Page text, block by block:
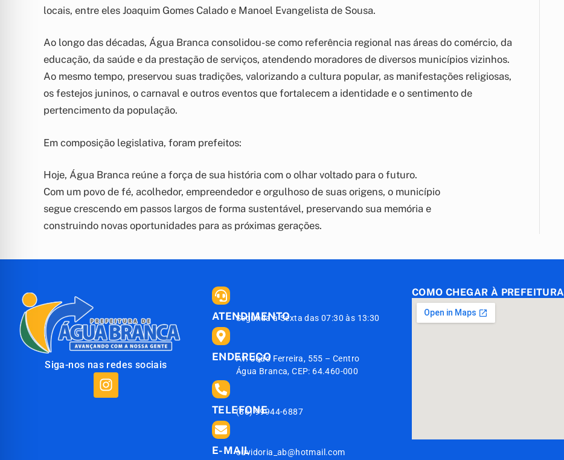
locais, entre eles Joaquim Gomes Calado e Manoel Evangelista de Sousa.
Ao longo das décadas, Água Branca consolidou-se como referência regional nas áreas do comércio, da
educação, da saúde e da prestação de serviços, atendendo moradores de diversos municípios vizinhos.
Ao mesmo tempo, preservou suas tradições, valorizando a cultura popular, as manifestações religiosas,
os festejos juninos, o carnaval e outros eventos que fortalecem a identidade e o sentimento de
pertencimento da população.
Em composição legislativa, foram prefeitos:
Hoje, Água Branca reúne a força de sua história com o olhar voltado para o futuro.
Com um povo de fé, acolhedor, empreendedor e orgulhoso de suas origens, o município
segue crescendo em passos largos de forma sustentável, preservando sua memória e
construindo novas oportunidades para as próximas gerações.
Siga-nos nas redes sociais
ATENDIMENTO
Segunda à Sexta das 07:30 às 13:30
ENDEREÇO
Av. João Ferreira, 555 – Centro
Água Branca, CEP: 64.460-000
TELEFONE
(86) 99944-6887
E-MAILouvidoria_ab@hotmail.com
COMO CHEGAR À PREFEITURA